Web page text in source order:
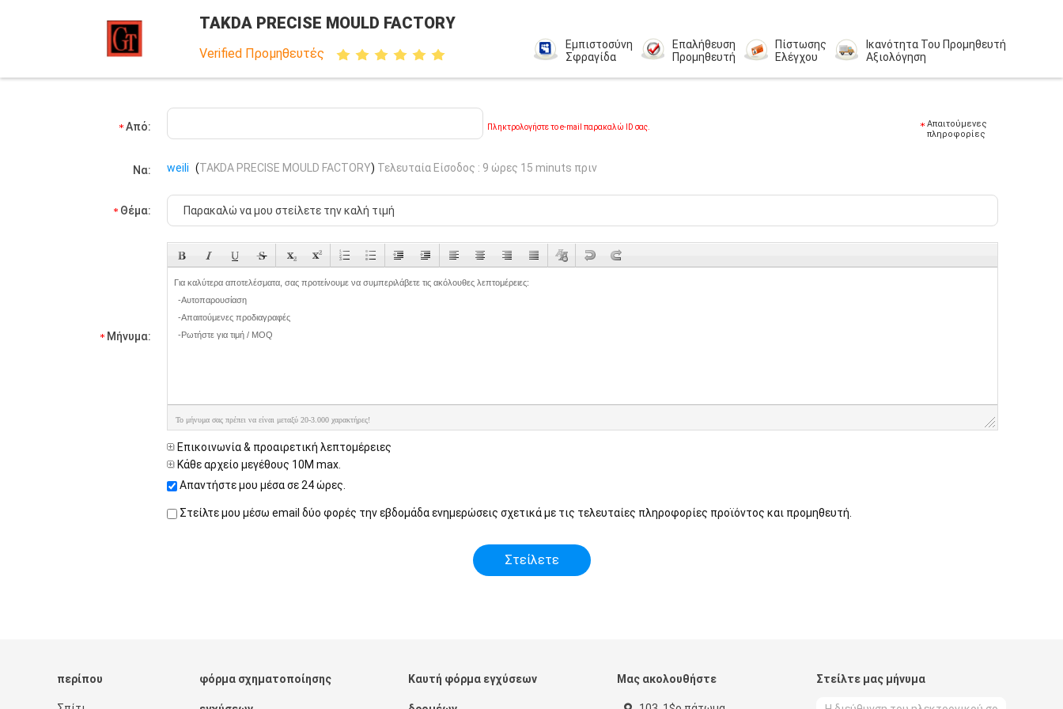
TAKDA PRECISE MOULD FACTORY
Verified Προμηθευτές
Εμπιστοσύνη
Σφραγίδα
Επαλήθευση
Προμηθευτή
Πίστωσης
Ελέγχου
Ικανότητα Του Προμηθευτή
Αξιολόγηση
Από: Πληκτρολογήστε το e-mail παρακαλώ ID σας.
Απαιτούμενες
πληροφορίες
Να: weili (TAKDA PRECISE MOULD FACTORY) Τελευταία Είσοδος : 9 ώρες 15 minuts πριν
Θέμα:
Μήνυμα:
Το μήνυμα σας πρέπει να είναι μεταξύ 20-3.000 χαρακτήρες!
Επικοινωνία & προαιρετική λεπτομέρειες
Κάθε αρχείο μεγέθους 10M max.
Απαντήστε μου μέσα σε 24 ώρες.
Στείλτε μου μέσω email δύο φορές την εβδομάδα ενημερώσεις σχετικά με τις τελευταίες πληροφορίες προϊόντος και προμηθευτή.
περίπου φόρμα σχηματοποίησης Καυτή φόρμα εγχύσεων Μας ακολουθήστε Στείλτε μας μήνυμα